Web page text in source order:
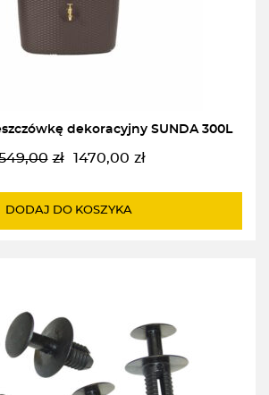
dekoracyjny SUNDA 300L
zł
Pierwotna
wynosiła:
1470,00 zł
Aktualna
wynosi:
DODAJ DO KOSZYKA